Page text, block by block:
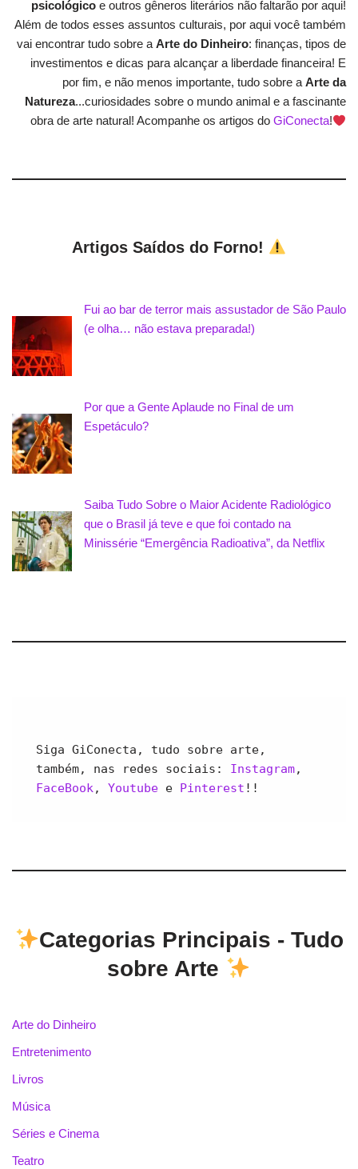
psicológico e outros gêneros literários não faltarão por aqui!
Além de todos esses assuntos culturais, por aqui você também
vai encontrar tudo sobre a Arte do Dinheiro: finanças, tipos de
investimentos e dicas para alcançar a liberdade financeira! E
por fim, e não menos importante, tudo sobre a Arte da
Natureza...curiosidades sobre o mundo animal e a fascinante
obra de arte natural! Acompanhe os artigos do GiConecta!
Artigos Saídos do Forno!
Fui ao bar de terror mais assustador de São Paulo
(e olha… não estava preparada!)
Por que a Gente Aplaude no Final de um
Espetáculo?
Saiba Tudo Sobre o Maior Acidente Radiológico
que o Brasil já teve e que foi contado na
Minissérie “Emergência Radioativa”, da Netflix
Siga GiConecta, tudo sobre arte,
também, nas redes sociais: Instagram
FaceBook, Youtube e Pinterest !!
Categorias Principais - Tudo
sobre Arte
Arte do Dinheiro
Entretenimento
Livros
Música
Séries e Cinema
Teatro